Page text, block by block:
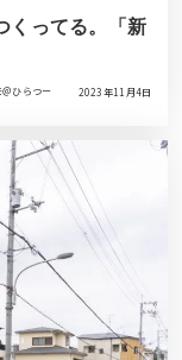
くってる。「新
＠ひらつー 2023年11月4日